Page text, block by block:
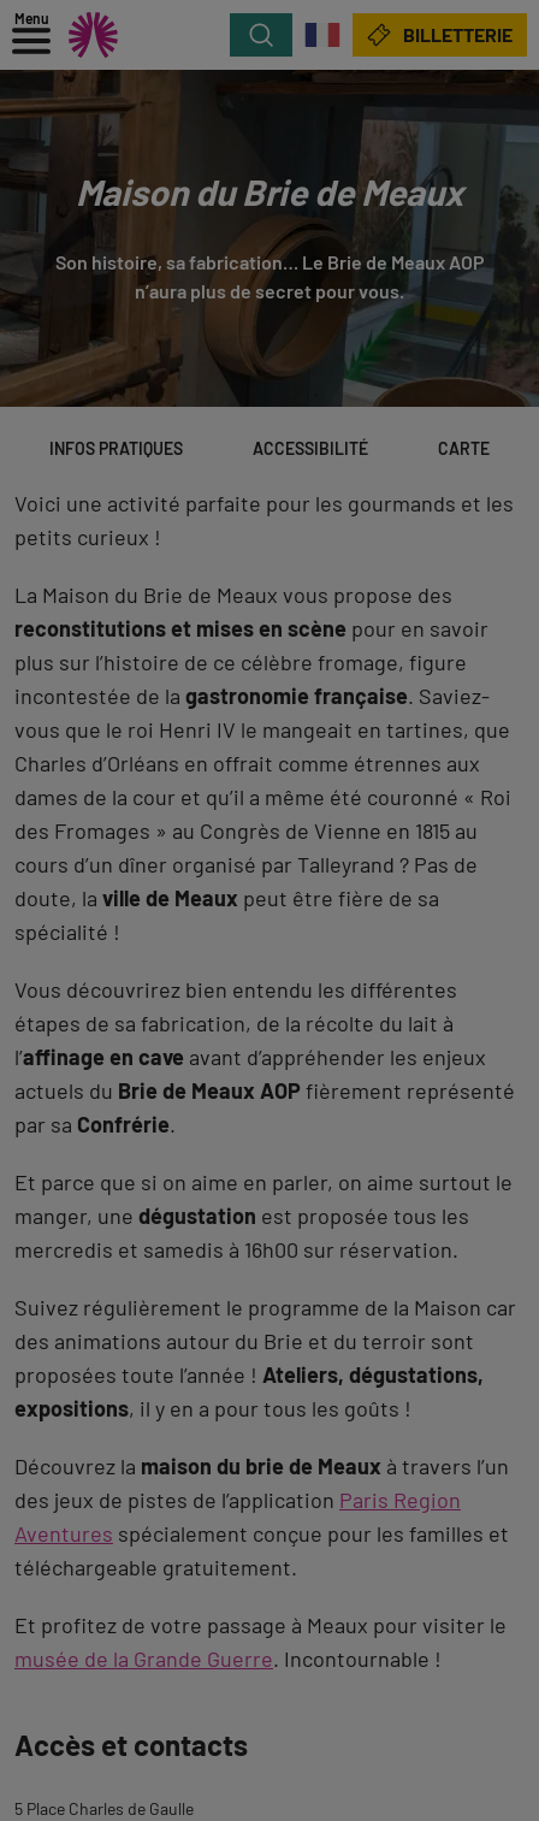
Menu
Rechercher BILLETTERIE
Maison du Brie de Meaux
Son histoire, sa fabrication… Le Brie de Meaux AOP
n’aura plus de secret pour vous.
INFOS PRATIQUES ACCESSIBILITÉ CARTE
Voici une activité parfaite pour les gourmands et les
petits curieux !
La Maison du Brie de Meaux vous propose des
reconstitutions et mises en scène pour en savoir
plus sur l’histoire de ce célèbre fromage, figure
incontestée de la gastronomie française. Saviez-
vous que le roi Henri IV le mangeait en tartines, que
Charles d’Orléans en offrait comme étrennes aux
dames de la cour et qu’il a même été couronné « Roi
des Fromages » au Congrès de Vienne en 1815 au
cours d’un dîner organisé par Talleyrand ? Pas de
doute, la ville de Meaux peut être fière de sa
spécialité !
Vous découvrirez bien entendu les différentes
étapes de sa fabrication, de la récolte du lait à
l’affinage en cave avant d’appréhender les enjeux
actuels du Brie de Meaux AOPfièrement représenté
par sa Confrérie.
Et parce que si on aime en parler, on aime surtout le
manger, une dégustation est proposée tous les
mercredis et samedis à 16h00 sur réservation.
Suivez régulièrement le programme de la Maison car
des animations autour du Brie et du terroir sont
proposées toute l’année ! Ateliers, dégustations,
expositions, il y en a pour tous les goûts !
Découvrez la maison du brie de Meaux à travers l’un
des jeux de pistes de l’application Paris Region
Aventures spécialement conçue pour les familles et
téléchargeable gratuitement.
Et profitez de votre passage à Meaux pour visiter le
musée de la Grande Guerre. Incontournable !
àAccès et contacts
5 Place Charles de Gaulle